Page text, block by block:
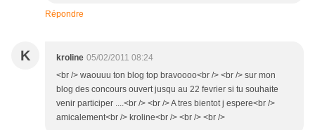
Répondre
K kroline 05/02/2011 08:24
<br /> waouuu ton blog top bravoooo<br /> <br /> sur mon
blog des concours ouvert jusqu au 22 fevrier si tu souhaite
venir participer ....<br /> <br /> A tres bientot j espere<br />
amicalement<br /> kroline<br /> <br /> <br />